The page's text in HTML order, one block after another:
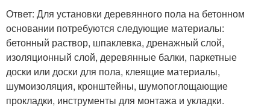
Ответ: Для установки деревянного пола на бетонном
основании потребуются следующие материалы:
бетонный раствор, шпаклевка, дренажный слой,
изоляционный слой, деревянные балки, паркетные
доски или доски для пола, клеящие материалы,
шумоизоляция, кронштейны, шумопоглощающие
прокладки, инструменты для монтажа и укладки.